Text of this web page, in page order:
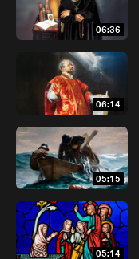
06:36
06:14
05:15
05:14